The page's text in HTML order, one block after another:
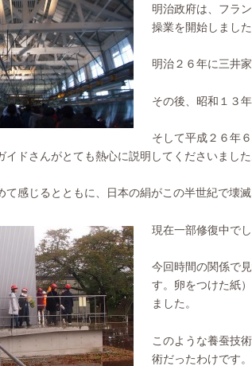
明治政府は、フラ
操業を開始しました
明治２６年に三井
その後、昭和１３
そして平成２６年
イドさんがとても熱心に説明してくださいまし
て感じるとともに、日本の絹がこの半世紀で壊
現在一部修復中で
今回時間の関係で
す。卵をつけた紙
ました。
このような養蚕技
術だったわけです。